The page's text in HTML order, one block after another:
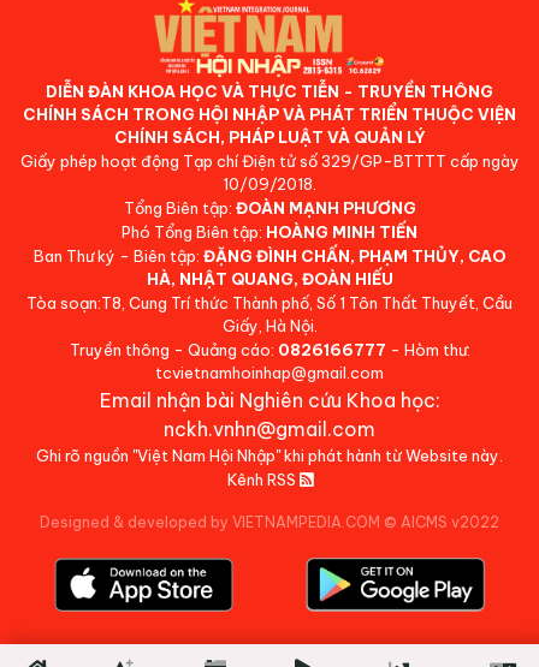
DIỄN ĐÀN KHOA HỌC VÀ THỰC TIỄN - TRUYỀN THÔNG
CHÍNH SÁCH TRONG HỘI NHẬP VÀ PHÁT TRIỂN THUỘC VIỆN
CHÍNH SÁCH, PHÁP LUẬT VÀ QUẢN LÝ
Giấy phép hoạt động Tạp chí Điện tử số 329/GP-BTTTT cấp ngày
10/09/2018.
Tổng Biên tập: ĐOÀN MẠNH PHƯƠNG
Phó Tổng Biên tập: HOÀNG MINH TIẾN
Ban Thư ký - Biên tập: ĐẶNG ĐÌNH CHẤN, PHẠM THỦY, CAO
HÀ, NHẬT QUANG, ĐOÀN HIẾU
Tòa soạn:T8, Cung Trí thức Thành phố, Số 1 Tôn Thất Thuyết, Cầu
Giấy, Hà Nội.
Truyền thông - Quảng cáo: 0826166777 - Hòm thư:
tcvietnamhoinhap@gmail.com
Email nhận bài Nghiên cứu Khoa học:
nckh.vnhn@gmail.com
Ghi rõ nguồn "Việt Nam Hội Nhập" khi phát hành từ Website này.
Kênh RSS
Designed & developed by VIETNAMPEDIA.COM © AICMS v2022